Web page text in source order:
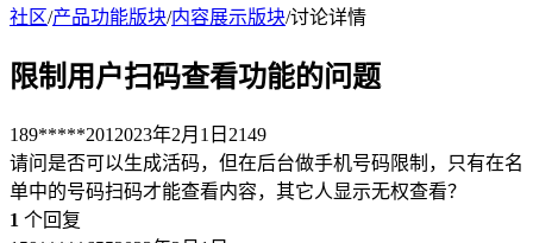
社区/产品功能版块/内容展示版块/讨论详情
限制用户扫码查看功能的问题
189*****201 2023年2月1日 2149
请问是否可以生成活码，但在后台做手机号码限制，只有在名
单中的号码扫码才能查看内容，其它人显示无权查看？
1 个回复